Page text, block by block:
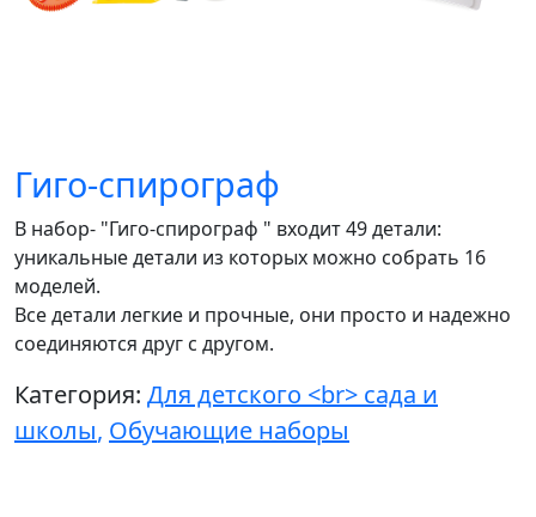
Гиго-спирограф
В набор- "Гиго-спирограф " входит 49 детали:
уникальные детали из которых можно собрать 16
моделей.
Все детали легкие и прочные, они просто и надежно
соединяются друг с другом.
Категория: Для детского <br> сада и
школы, Обучающие наборы